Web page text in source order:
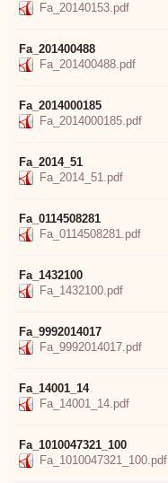
Fa_20140153.pdf
Fa_201400488
Fa_201400488.pdf
Fa_2014000185
Fa_2014000185.pdf
Fa_2014_51
Fa_2014_51.pdf
Fa_0114508281
Fa_0114508281.pdf
Fa_1432100
Fa_1432100.pdf
Fa_9992014017
Fa_9992014017.pdf
Fa_14001_14
Fa_14001_14.pdf
Fa_1010047321_100
Fa_1010047321_100.pdf